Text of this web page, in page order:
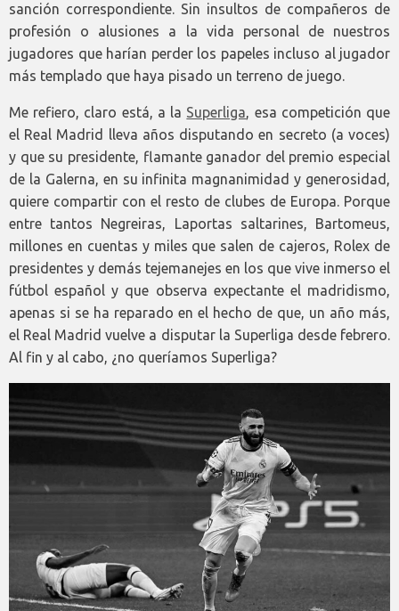
sanción correspondiente. Sin insultos de compañeros de
profesión o alusiones a la vida personal de nuestros
jugadores que harían perder los papeles incluso al jugador
más templado que haya pisado un terreno de juego.
Me refiero, claro está, a la Superliga, esa competición que
el Real Madrid lleva años disputando en secreto (a voces)
y que su presidente, flamante ganador del premio especial
de la Galerna, en su infinita magnanimidad y generosidad,
quiere compartir con el resto de clubes de Europa. Porque
entre tantos Negreiras, Laportas saltarines, Bartomeus,
millones en cuentas y miles que salen de cajeros, Rolex de
presidentes y demás tejemanejes en los que vive inmerso el
fútbol español y que observa expectante el madridismo,
apenas si se ha reparado en el hecho de que, un año más,
el Real Madrid vuelve a disputar la Superliga desde febrero.
Al fin y al cabo, ¿no queríamos Superliga?